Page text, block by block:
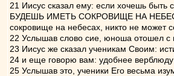
21 Иисус сказал ему: если хочешь
БУДЕШЬ ИМЕТЬ СОКРОВИЩЕ НА
сокровище на небесах, никто не может
22 Услышав слово сие, юноша отошел с
23 Иисус же сказал ученикам Своим:
24 и еще говорю вам: удобнее
25 Услышав это, ученики Его весьма